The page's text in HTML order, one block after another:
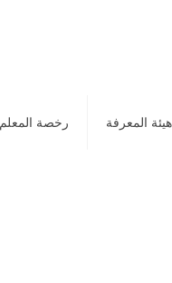
المعرفة رخصة المعلم